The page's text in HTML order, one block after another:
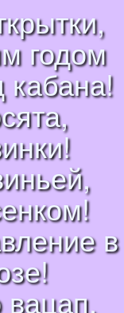
годом
кабана!
в
вацап,